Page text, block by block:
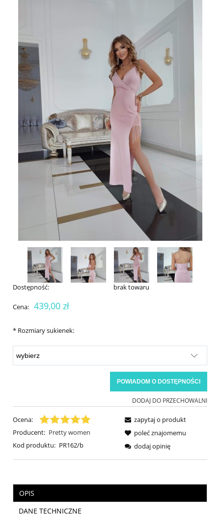
Dostępność: brak towaru
Cena: 439,00 zł
* Rozmiary sukienek:
POWIADOM O DOSTĘPNOŚCI
DODAJ DO PRZECHOWALNI
Ocena:
Producent: Pretty women
Kod produktu: PR162/b
zapytaj o produkt
poleć znajomemu
dodaj opinię
OPIS
DANE TECHNICZNE